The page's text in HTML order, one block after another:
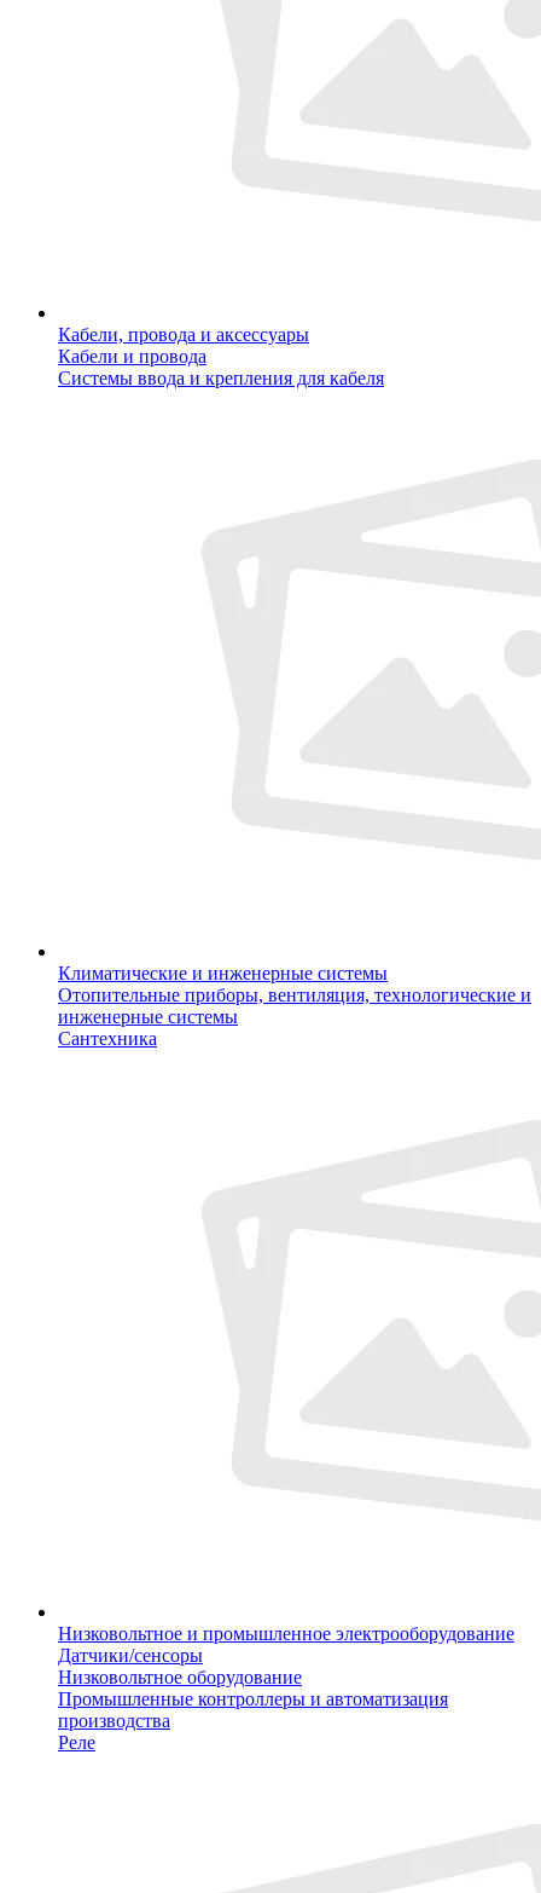
Кабели, провода и аксессуары
Кабели и провода
Системы ввода и крепления для кабеля
Климатические и инженерные системы
Отопительные приборы, вентиляция, технологические и
инженерные системы
Сантехника
Низковольтное и промышленное электрооборудование
Датчики/сенсоры
Низковольтное оборудование
Промышленные контроллеры и автоматизация
производства
Реле